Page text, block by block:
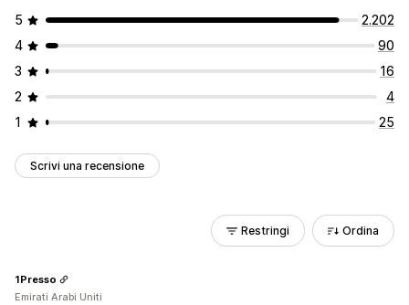
5
2.202
4
90
3
16
2
4
1
25
Scrivi una recensione
Restringi Ordina
1Presso
Emirati Arabi Uniti